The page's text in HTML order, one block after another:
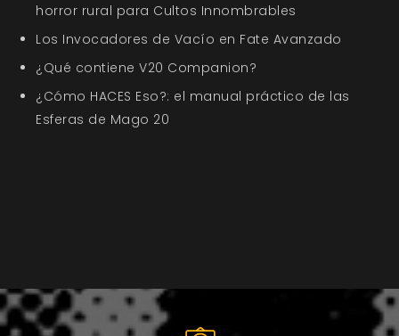
horror rural para Cultos Innombrables
Los Invocadores de Vacío en Fate Avanzado
¿Qué contiene V20 Companion?
¿Cómo HACES Eso?: el manual práctico de las
Esferas de Mago 20